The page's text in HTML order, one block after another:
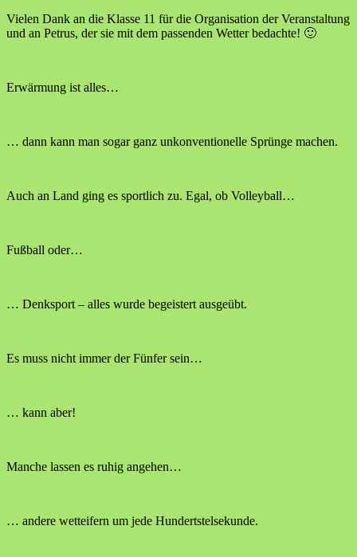
Vielen Dank an die Klasse 11 für die Organisation der Veranstaltung
und an Petrus, der sie mit dem passenden Wetter bedachte! 🙂
Erwärmung ist alles…
… dann kann man sogar ganz unkonventionelle Sprünge machen.
Auch an Land ging es sportlich zu. Egal, ob Volleyball…
Fußball oder…
… Denksport – alles wurde begeistert ausgeübt.
Es muss nicht immer der Fünfer sein…
… kann aber!
Manche lassen es ruhig angehen…
… andere wetteifern um jede Hundertstelsekunde.